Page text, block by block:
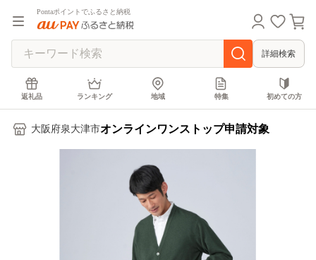
Pontaポイントでふるさと納税
詳細検索
返礼品 ランキング 地域 特集 初めての方
大阪府泉大津市オンラインワンストップ申請対象